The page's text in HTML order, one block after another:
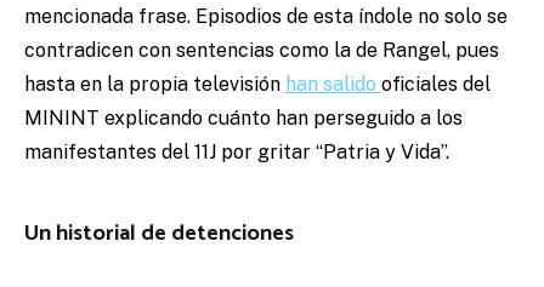
mencionada frase. Episodios de esta índole no solo se
contradicen con sentencias como la de Rangel, pues
hasta en la propia televisión han salido oficiales del
MININT explicando cuánto han perseguido a los
manifestantes del 11J por gritar “Patria y Vida”.
Un historial de detenciones